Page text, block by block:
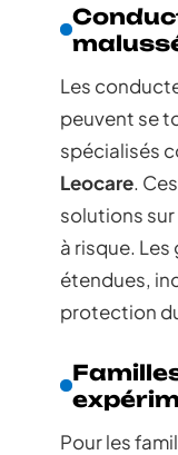
Les
peuvent se
spécialisés
Leocare.
solutions
à risque.
étendues,
protection
Pour les